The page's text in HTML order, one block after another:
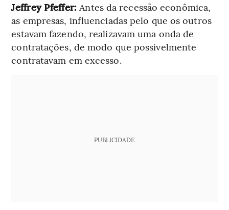
Jeffrey Pfeffer: Antes da recessão econômica,
as empresas, influenciadas pelo que os outros
estavam fazendo, realizavam uma onda de
contratações, de modo que possivelmente
contratavam em excesso.
PUBLICIDADE